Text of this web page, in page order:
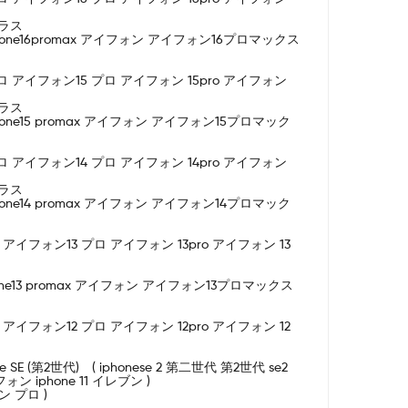
ス
アイフォン アイフォン16プロマックス
アイフォン15 プロ アイフォン 15pro アイフォン
ス
promax アイフォン アイフォン15プロマック
アイフォン14 プロ アイフォン 14pro アイフォン
ス
promax アイフォン アイフォン14プロマック
イフォン13 プロ アイフォン 13pro アイフォン 13
promax アイフォン アイフォン13プロマックス
イフォン12 プロ アイフォン 12pro アイフォン 12
SE (第2世代) ( iphonese 2 第二世代 第2世代 se2
ン iphone 11 イレブン )
プロ )